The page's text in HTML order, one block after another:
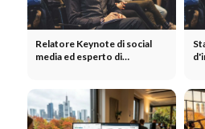
Relatore Keynote di social
media ed esperto di